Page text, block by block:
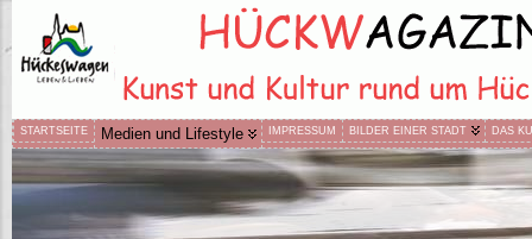
STARTSEITE Medien und Lifestyle IMPRESSUM BILDER EINER STADT DAS